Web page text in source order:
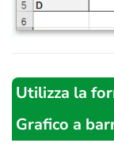
Utilizza la
Grafico a